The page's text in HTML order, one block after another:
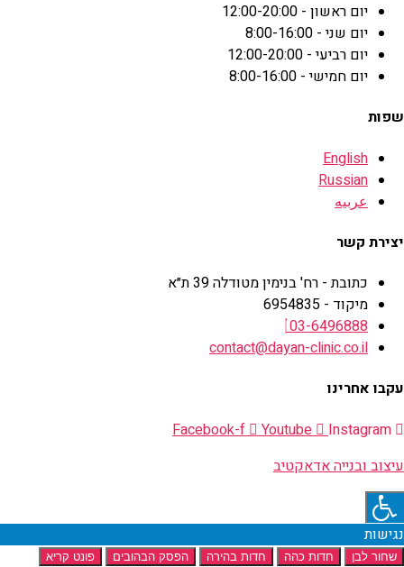
יום ראשון - 12:00-20:00
יום שני - 8:00-16:00
יום רביעי - 12:00-20:00
יום חמישי - 8:00-16:00
שפות
English
Russian
عربيه
יצירת קשר
כתובת - רח' בנימין מטודלה 39 ת״א
מיקוד - 6954835
03-6496888
contact@dayan-clinic.co.il
עקבו אחרינו
Facebook-f
Youtube
Instagram
עיצוב ובנייה אדאקטיב
נגישות
שחור לבן חדות כהה חדות בהירה הפסק הבהובים פונט קריא